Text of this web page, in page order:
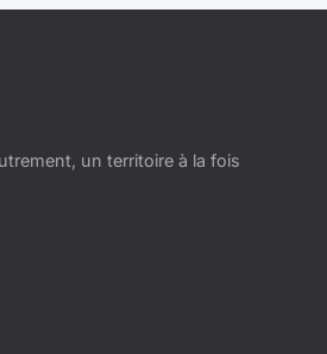
un territoire à la fois